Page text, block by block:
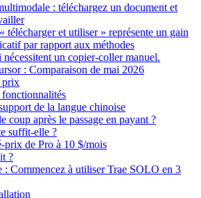
: téléchargez un document et
télécharger et utiliser » représente un gain
par rapport aux méthodes
un copier-coller manuel.
: Comparaison de mai 2026
prix
fonctionnalités
de la langue chinoise
coup après le passage en payant ?
suffit-elle ?
prix de Pro à 10 $/mois
?
: Commencez à utiliser Trae SOLO en 3